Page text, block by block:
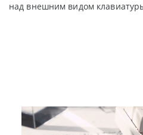
над внешним видом